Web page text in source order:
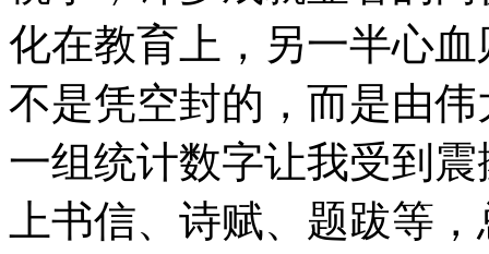
化在教育上，另一半心
不是凭空封的，而是由
一组统计数字让我受到
上书信、诗赋、题跋等